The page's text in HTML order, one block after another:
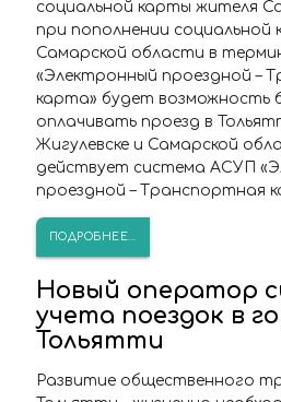
социальной карты жителя
при пополнении социальной
Самарской области в
«Электронный проездной –
карта» будет возможность
оплачивать проезд в
Жигулевске и Самарской
действует система АСУП
проездной – Транспортная
ПОДРОБНЕЕ...
Новый оператор
учета поездок в
Тольятти
Развитие общественного